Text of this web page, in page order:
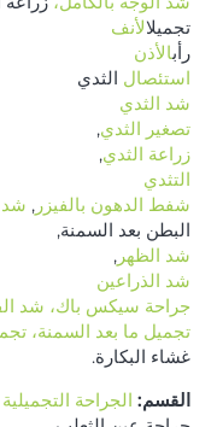
تجميلالأنف
رأبالأذن
استئصال الثدي
شد الثدي
تصغير الثدي,
زراعة الثدي,
التثدي
شفط الدهون بالفيزر, شد
البطن بعد السمنة,
شد الظهر,
شد الذراعين
جراحة سيكس باك، شد
تجميل ما بعد السمنة،
غشاء البكارة.
القسم: الجراحة